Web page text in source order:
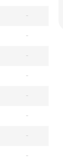
-
-
-
-
-
-
-
-